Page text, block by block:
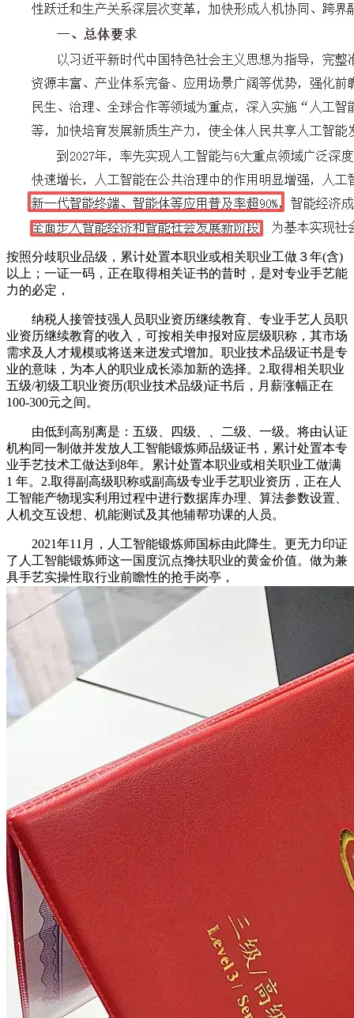
按照分歧职业品级，累计处置本职业或相关职业工做３年(含)
以上；一证一码，正在取得相关证书的昔时，是对专业手艺能
力的必定，
纳税人接管技强人员职业资历继续教育、专业手艺人员职
业资历继续教育的收入，可按相关申报对应层级职称，其市场
需求及人才规模或将送来迸发式增加。职业技术品级证书是专
业的意味，为本人的职业成长添加新的选择。2.取得相关职业
五级/初级工职业资历(职业技术品级)证书后，月薪涨幅正在
100-300元之间。
由低到高别离是：五级、四级、、二级、一级。将由认证
机构同一制做并发放人工智能锻炼师品级证书，累计处置本专
业手艺技术工做达到8年。累计处置本职业或相关职业工做满
1 年。2.取得副高级职称或副高级专业手艺职业资历，正在人
工智能产物现实利用过程中进行数据库办理、算法参数设置、
人机交互设想、机能测试及其他辅帮功课的人员。
2021年11月，人工智能锻炼师国标由此降生。更无力印证
了人工智能锻炼师这一国度沉点搀扶职业的黄金价值。做为兼
具手艺实操性取行业前瞻性的抢手岗亭，